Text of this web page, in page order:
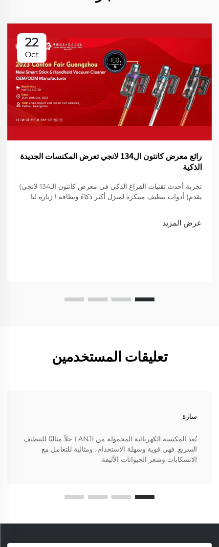
22
Oct
رائع معرض كانتون ال134 لانجي تعرض المكنسات الجديدة
الذكية
تجربة أحدث تقنيات الفراغ الذكي في معرض كانتون الـ134 لانجي)
يقدم) أدوات تنظيف مبتكرة لمنزل أكثر ذكاءً ونظافة ! زيارة لنا
عرض المزيد
تعليقات المستخدمين
سارة
تُعد المكنسة الكهربائية المحمولة من LANJI حلاً مثاليًا للتنظيف
السريع. فهي قوية وسهلة الاستخدام، ومثالية للتعامل مع
الانسكابات وشعر الحيوانات الأليفة.